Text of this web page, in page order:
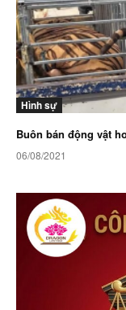
Hình sự
Buôn bán động vật
06/08/2021